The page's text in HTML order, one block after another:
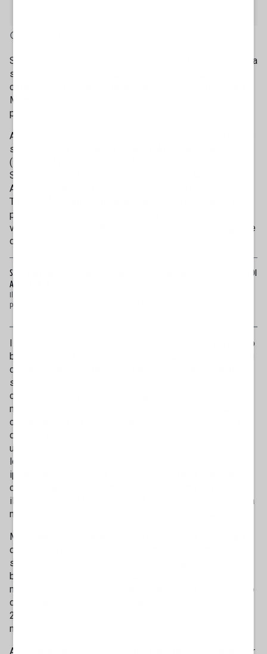
Salvini? Uno «sciacallo». È questo il nuovo tormentone della
sinistra. Il leader della Lega, secondo i compagni, avrebbe
cavalcato un caso di cronaca, quello dell’auto sulla folla a
Modena, per alimentare la paura dei migranti e cercare di
prendere qualche voto.
A dare dello «sciacallo» al vicepremier sono stati, in ordine
sparso, Nicola Fratoianni (leader di Avs), Carlo Calenda
(leader di Azione), Riccardo Magi (segretario di +Europa),
Stefano Vaccari (Pd), Peppe De Cristofaro (Avs),
Alessandra Moretti (Pd), Luca Boccoli (Avs), Pasquale
Tridico (Movimento Cinque Stelle), Piero De Luca (Pd) e
probabilmente pure qualcun altro... E poi l’informazione
vicina alla sinistra, da Andrea Scanzi alle inevitabili vignette
di Repubblica...
SE LA SINISTRA ATTACCA SALVINI PER NASCONDERE IL FALLIMENTO DELLA SUA IDEA DI
ACCOGLIENZA
pomeriggio di sabato 16 maggio 2026 e la gio...
Il problema è un po’ sempre lo stesso. Da quelle parti sono
bravissimi a indignarsi e a dare lezioni di moralità, incuranti
di quello che hanno fatto loro per primi. Per dire. Sabato
scorso, fino a pochi minuti prima dell’attentato, l’intero
campo largo stava attaccando il governo per una neonata
morta per ipotermia dopo essere sbarcata a Lampedusa
con la mamma. La Meloni si accanisce contro le Ong, ha
detto ad esempio Laura Boldrini, incurante «del costo
umano di tutto questo. I morti in mare sono aumentati e tra
loro ci sono anche bambini, come la piccola morta per
ipotermia a Lampedusa in conseguenza della traversata. È
così che agisce una “madre cristiana” quando governa?». E
il deputato dem Matteo Orfini: «A Lampedusa è arrivata una
neonata di un mese morta tra le braccia della madre.
Ma evidentemente questo non è un problema per Giorgia,
donna, madre cristiana». Ecco, qui, due esempi di
sciacallaggio democratico che non fa indignare le anime
belle e nemmeno i vignettisti di Repubblica. Ci
mancherebbe... Restando in tema, c’è poi il caso clamoroso
della tragedia di Cutro, il naufragio avvenuto il 26 febbraio
2023, nel mar Ionio, in cui morirono 94 persone, inclusi 35
minori.
Anche queste vittime sono state usate dal campo largo per